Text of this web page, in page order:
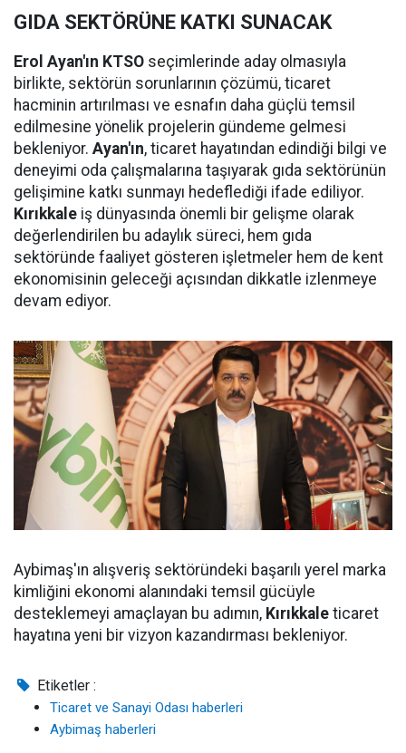
GIDA SEKTÖRÜNE KATKI SUNACAK
Erol Ayan'ın KTSO seçimlerinde aday olmasıyla
birlikte, sektörün sorunlarının çözümü, ticaret
hacminin artırılması ve esnafın daha güçlü temsil
edilmesine yönelik projelerin gündeme gelmesi
bekleniyor. Ayan'ın, ticaret hayatından edindiği bilgi ve
deneyimi oda çalışmalarına taşıyarak gıda sektörünün
gelişimine katkı sunmayı hedeflediği ifade ediliyor.
Kırıkkale iş dünyasında önemli bir gelişme olarak
değerlendirilen bu adaylık süreci, hem gıda
sektöründe faaliyet gösteren işletmeler hem de kent
ekonomisinin geleceği açısından dikkatle izlenmeye
devam ediyor.
Aybimaş'ın alışveriş sektöründeki başarılı yerel marka
kimliğini ekonomi alanındaki temsil gücüyle
desteklemeyi amaçlayan bu adımın, Kırıkkale ticaret
hayatına yeni bir vizyon kazandırması bekleniyor.
Etiketler :
Ticaret ve Sanayi Odası haberleri
Aybimaş haberleri